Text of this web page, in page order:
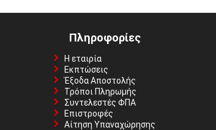
Πληροφορίες
Η εταιρία
Εκπτώσεις
Έξοδα Αποστολής
Τρόποι Πληρωμής
Συντελεστές ΦΠΑ
Επιστροφές
Αίτηση Υπαναχώρησης